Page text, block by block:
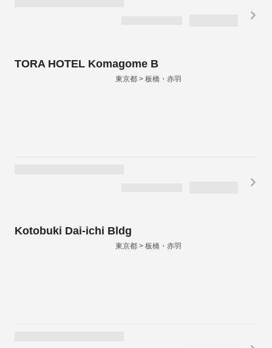
TORA HOTEL Komagome B
東京都 > 板橋・赤羽
Kotobuki Dai-ichi Bldg
東京都 > 板橋・赤羽